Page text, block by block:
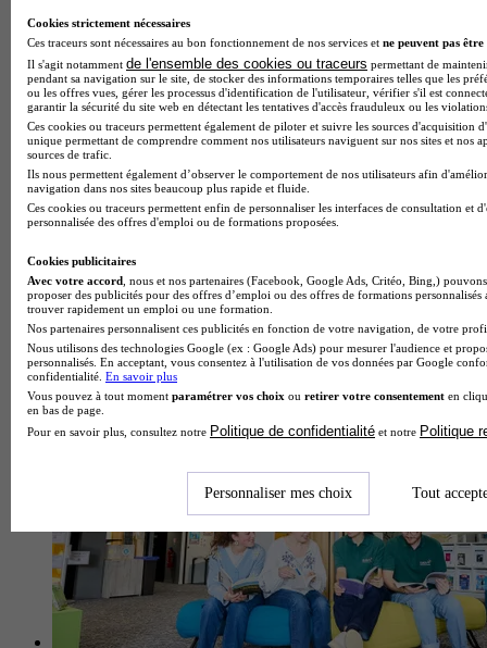
Design, Graphisme, 3D, Vidéo, Mode
Voir l’établissement
Cookies strictement nécessaires
Ces traceurs sont nécessaires au bon fonctionnement de nos services et ne peuvent pas être
Il s'agit notamment de l'ensemble des cookies ou traceurs permettant de
pendant sa navigation sur le site, de stocker des informations temporaires telles que les
ou les offres vues, gérer les processus d'identification de l'utilisateur, vérifier s'il est
garantir la sécurité du site web en détectant les tentatives d'accès frauduleux ou les
Ces cookies ou traceurs permettent également de piloter et suivre les sources d'acquisition
unique permettant de comprendre comment nos utilisateurs naviguent sur nos sites et nos
sources de trafic.
Ils nous permettent également d’observer le comportement de nos utilisateurs afin
navigation dans nos sites beaucoup plus rapide et fluide.
Ces cookies ou traceurs permettent enfin de personnaliser les interfaces de consultation et
personnalisée des offres d'emploi ou de formations proposées.
Cookies publicitaires
Avec votre accord , nous et nos partenaires (Facebook, Google Ads, Critéo, Bing,)
proposer des publicités pour des offres d’emploi ou des offres de formations
trouver rapidement un emploi ou une formation.
Nos partenaires personnalisent ces publicités en fonction de votre navigation, de votre
Nous utilisons des technologies Google (ex : Google Ads) pour mesurer l'audience et
personnalisés. En acceptant, vous consentez à l'utilisation de vos données par Google
confidentialité. En savoir plus
Vous pouvez à tout moment paramétrer vos choix ou retirer votre consentement en
en bas de page.
Pour en savoir plus, consultez notre Politique de confidentialité et notre Politique
Personnaliser mes choix Tout